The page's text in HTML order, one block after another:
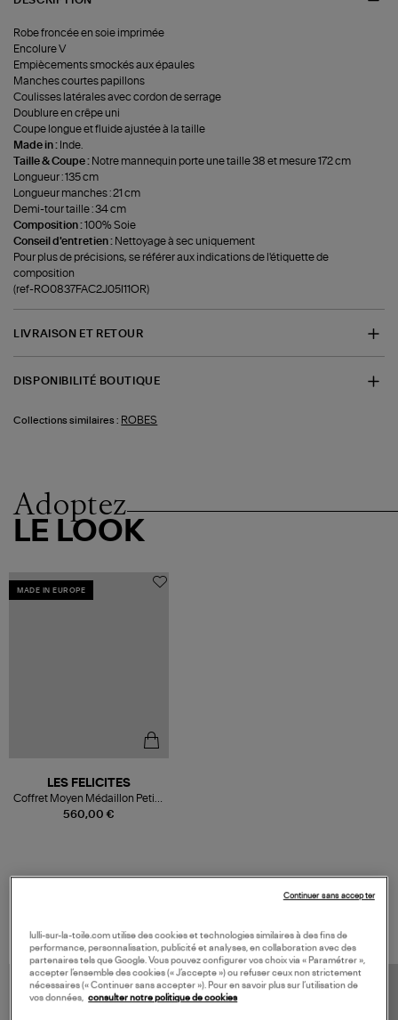
Robe froncée en soie imprimée
Encolure V
Empiècements smockés aux épaules
Manches courtes papillons
Coulisses latérales avec cordon de serrage
Doublure en crêpe uni
Coupe longue et fluide ajustée à la taille
Made in : Inde.
Taille & Coupe : Notre mannequin porte une taille 38 et mesure 172 cm
Longueur : 135 cm
Longueur manches : 21 cm
Demi-tour taille : 34 cm
Composition :100% Soie
Conseil d'entretien : Nettoyage à sec uniquement
Pour plus de précisions, se référer aux indications de l'étiquette de
composition
(ref-RO0837FAC2J05I11OR)
LIVRAISON ET RETOUR
DISPONIBILITÉ BOUTIQUE
Collections similaires : ROBES
Adoptez
LE LOOK
MADE IN EUROPE
560,00 €
LES FELICITES
Coffret Moyen Médaillon Petite
Sphère 7 Pierres de Protection
lulli-sur-la-toile.com utilise des cookies et technologies similaires à des fins de
performance, personnalisation, publicité et analyses, en collaboration avec des
partenaires tels que Google. Vous pouvez configurer vos choix via « Paramétrer »,
accepter l’ensemble des cookies (« J’accepte ») ou refuser ceux non strictement
nécessaires (« Continuer sans accepter »). Pour en savoir plus sur l’utilisation de
vos données, consulter notre politique de cookies
Continuer sans accepter